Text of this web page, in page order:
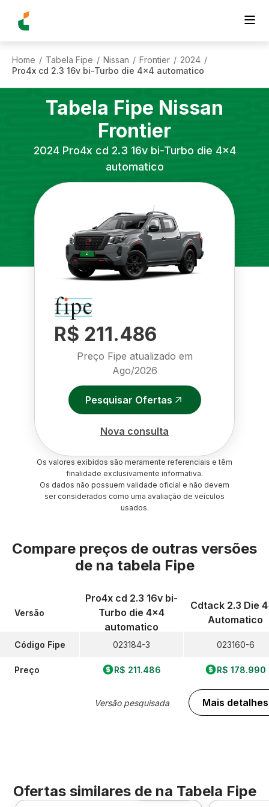
Home / Tabela Fipe / Nissan / Frontier / 2024 /
Pro4x cd 2.3 16v bi-Turbo die 4x4 automatico
Tabela Fipe Nissan
Frontier
2024 Pro4x cd 2.3 16v bi-Turbo die 4x4
automatico
R$ 211.486
Preço Fipe atualizado em
Ago/2026
Pesquisar Ofertas
Nova consulta
Os valores exibidos são meramente referenciais e têm
finalidade exclusivamente informativa.
Os dados não possuem validade oficial e não devem
ser considerados como uma avaliação de veículos
usados.
Compare preços de outras versões
de na tabela Fipe
Versão
Código Fipe
Preço
Pro4x cd 2.3 16v bi-
Turbo die 4x4
automatico
023184-3
R$ 211.486
Versão pesquisada
Cdtack 2.3 Die
Automatico
023160-6
R$ 178.990
Mais detalhes
Ofertas similares de na Tabela Fipe
Foto 360º